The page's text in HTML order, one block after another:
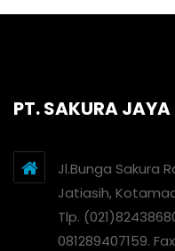
PT. SAKURA JAYA
Jl.Bunga Sakura
Jatiasih,
Tlp.
081289407159.